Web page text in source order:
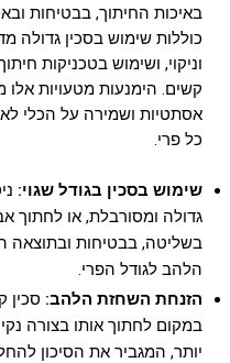
באיכות החיתוך, בבטיחות
כוללות שימוש בסכין גדולה
וניקוי, ושימוש בטכניקות
קשים. הימנעות מטעויות
אסתטיות ושמירה על הכלי
כל פרי.
שימוש בסכין בגודל שגוי:
גדולה ומסורבלת, או לחתוך
בשליטה, בבטיחות ובתוצאה
הלהב לגודל הפרי.
הזנחת השחזת הלהב:
במקום לחתוך אותו בצורה
יותר, המגביר את הסיכון